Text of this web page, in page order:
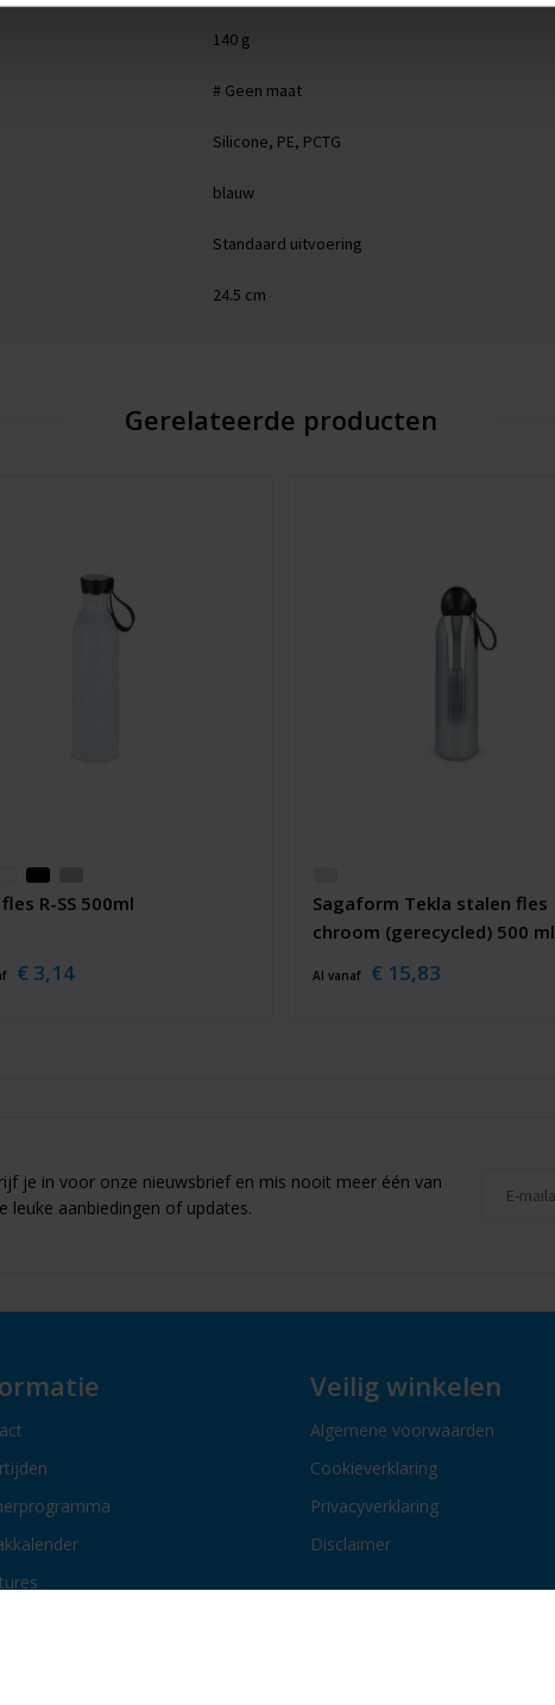
140 g
# Geen maat
Silicone, PE, PCTG
blauw
Standaard uitvoering
24.5 cm
Gerelateerde producten
R-SS 500ml
€ 3,14
Sagaform Tekla stalen fles
chroom (gerecycled) 500 ml
Al vanaf € 15,83
je in voor onze nieuwsbrief en mis nooit meer één van
leuke aanbiedingen of updates.
Veilig winkelen
Algemene voorwaarden
Cookieverklaring
Privacyverklaring
Disclaimer